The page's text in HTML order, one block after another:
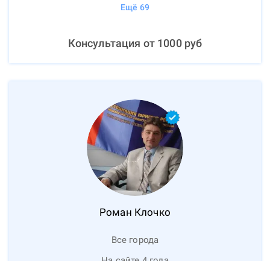
Ещё 69
Консультация от 1000руб
Роман Клочко
Все города